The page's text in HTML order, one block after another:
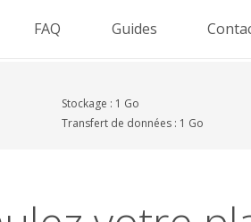
FAQ Guides
Stockage : 1 Go
Transfert de données : 1 Go